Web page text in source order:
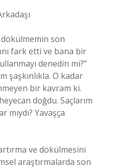
son
fark etti ve bana bir
denedin mi?”
şaşkınlıkla. O kadar
bir kavram ki.
doğdu. Saçlarım
Yavaşça
ve dökülmesini
araştırmalarda son